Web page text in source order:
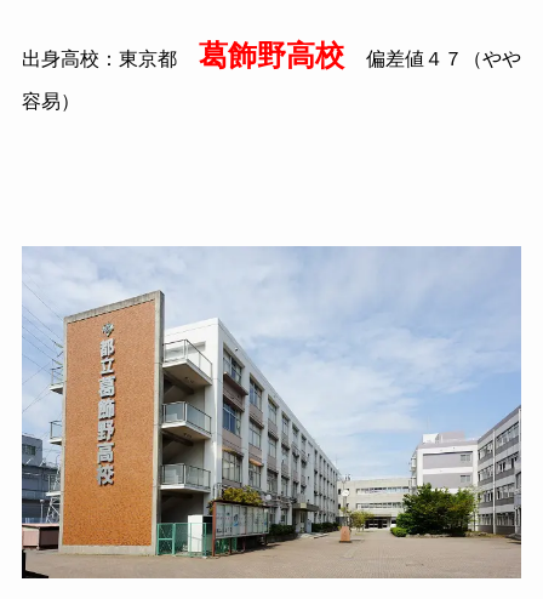
出身高校：東京都 葛飾野高校 偏差値４７（やや
容易）